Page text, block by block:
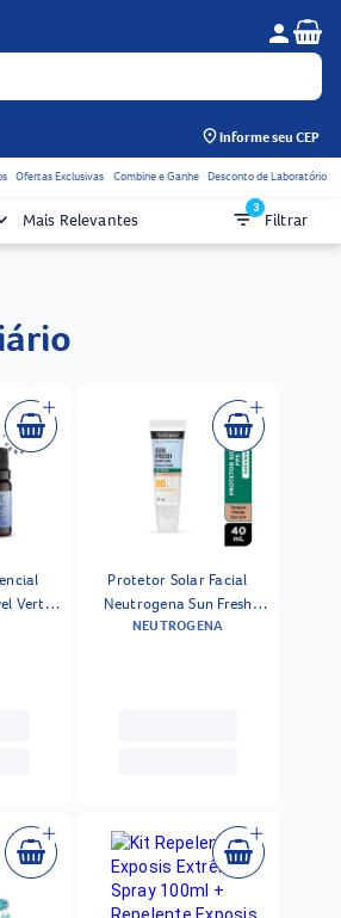
Menu do
person
Informe seu CEP
Acessos rápidos do cabeçalho
Ofertas Exclusivas Combine e Ganhe Desconto de Laboratório
Mais Relevantes filter_list3
Filtrar
Vert
Protetor Solar Facial
Neutrogena Sun Fresh
Derm Care Fluido 2.0
NEUTROGENA